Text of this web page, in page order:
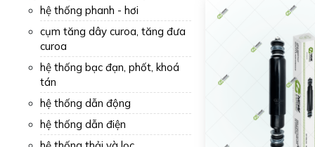
hệ thống phanh - hơi
cụm tăng dây curoa, tăng đưa
curoa
hệ thống bạc đạn, phốt, khoá
tán
hệ thống dẫn động
hệ thống dẫn điện